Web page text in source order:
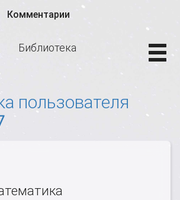
Комментарии
Библиотека
пользователя